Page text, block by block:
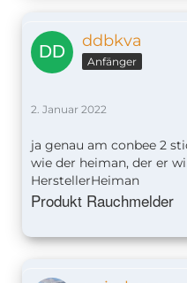
ddbkva
Anfänger
2. Januar 2022
ja genau am conbee 2
wie der heiman, der er
HerstellerHeiman
Produkt Rauchmelder